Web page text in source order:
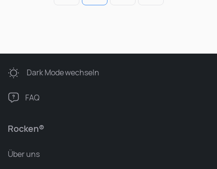
Rocken®
Über uns
Dark Modewechseln
FAQ